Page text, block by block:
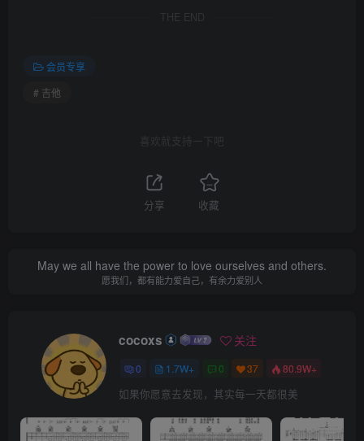
THE END
会员专享
# 吉他
喜欢就支持一下吧
分享 收藏
May we all have the power to love ourselves and others.
愿我们，都有能力爱自己，有余力爱别人
cocoxs 关注
0 1.7W+ 0 37 80.9W+
如果你愿意去发现，其实每一天都很美